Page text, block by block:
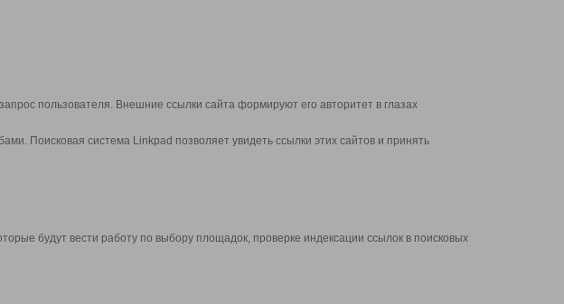
пользователя. Внешние ссылки сайта формируют его авторитет в глазах
Поисковая система Linkpad позволяет увидеть ссылки этих сайтов и принять
будут вести работу по выбору площадок, проверке индексации ссылок в поисковых